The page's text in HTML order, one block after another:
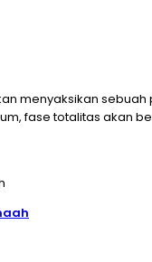
menyaksikan
fase totalitas akan